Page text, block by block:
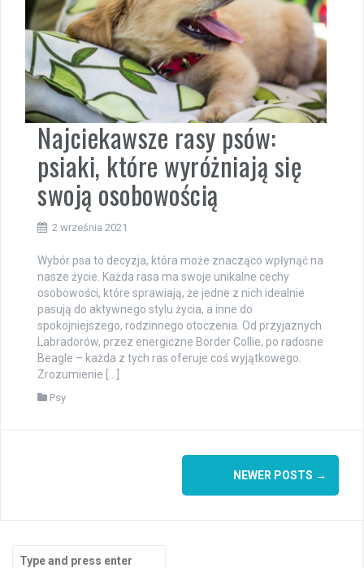
Najciekawsze rasy psów:
psiaki, które wyróżniają się
swoją osobowością
2 września 2021
Wybór psa to decyzja, która może znacząco wpłynąć na
nasze życie. Każda rasa ma swoje unikalne cechy
osobowości, które sprawiają, że jedne z nich idealnie
pasują do aktywnego stylu życia, a inne do
spokojniejszego, rodzinnego otoczenia. Od przyjaznych
Labradorów, przez energiczne Border Collie, po radosne
Beagle – każda z tych ras oferuje coś wyjątkowego.
Zrozumienie […]
Psy
NEWER POSTS →